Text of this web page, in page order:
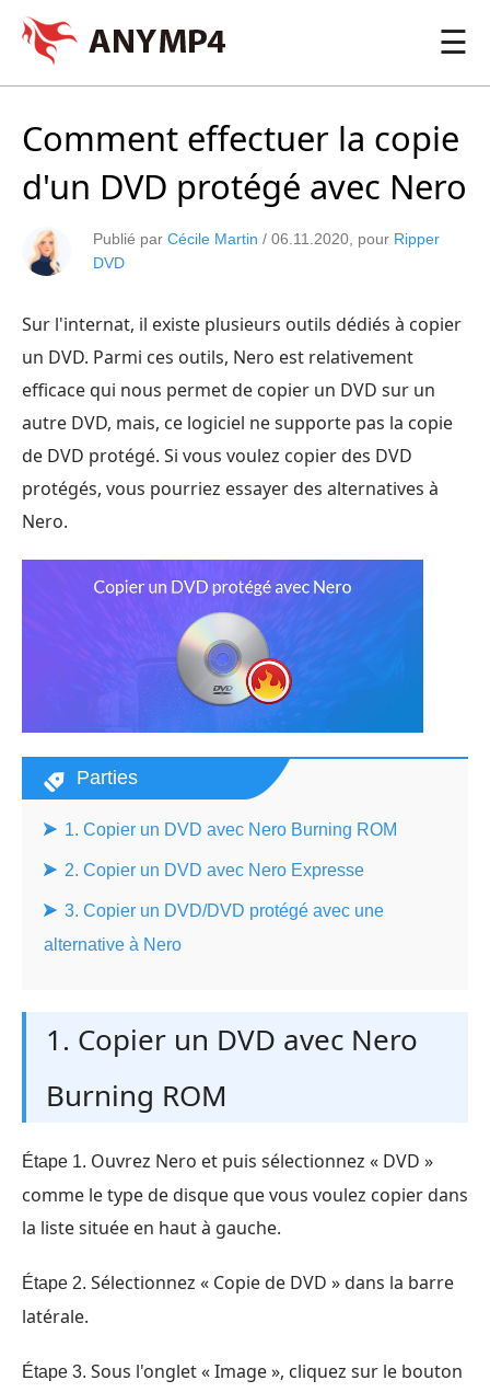
☰
Comment effectuer la copie
d'un DVD protégé avec Nero
Publié par Cécile Martin / 06.11.2020 , pour Ripper
DVD
Sur l'internat, il existe plusieurs outils dédiés à copier
un DVD. Parmi ces outils, Nero est relativement
efficace qui nous permet de copier un DVD sur un
autre DVD, mais, ce logiciel ne supporte pas la copie
de DVD protégé. Si vous voulez copier des DVD
protégés, vous pourriez essayer des alternatives à
Nero.
Parties
1. Copier un DVD avec Nero Burning ROM
2. Copier un DVD avec Nero Expresse
3. Copier un DVD/DVD protégé avec une
alternative à Nero
1. Copier un DVD avec Nero
Burning ROM
Étape 1. Ouvrez Nero et puis sélectionnez « DVD »
comme le type de disque que vous voulez copier dans
la liste située en haut à gauche.
Étape 2. Sélectionnez « Copie de DVD » dans la barre
latérale.
Étape 3. Sous l'onglet « Image », cliquez sur le bouton